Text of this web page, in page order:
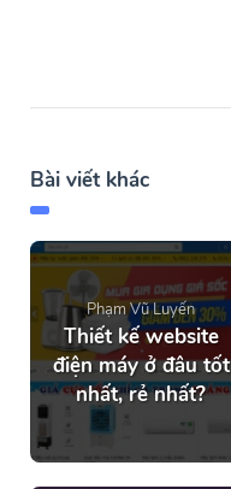
Bài viết khác
Phạm Vũ Luyến
Thiết kế website
điện máy ở đâu tốt
nhất, rẻ nhất?